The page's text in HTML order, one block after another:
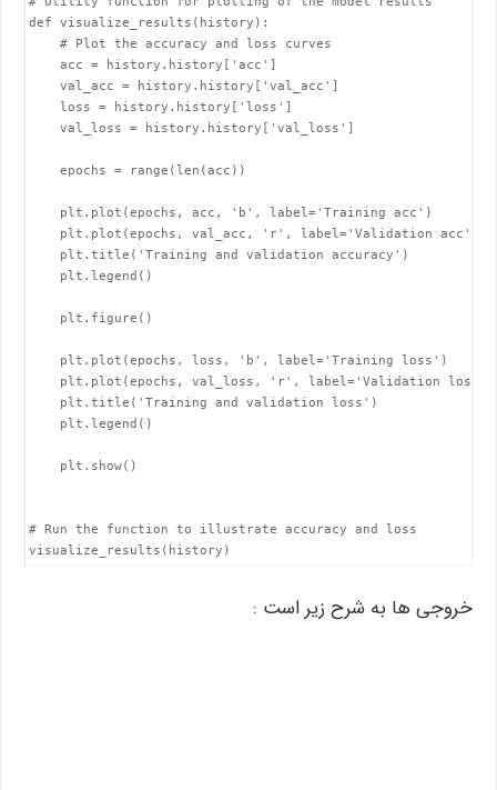
def visualize_results(history):
    # Plot the accuracy and loss curves
    acc = history.history['acc']
    val_acc = history.history['val_acc']
    loss = history.history['loss']
    val_loss = history.history['val_loss']
    epochs = range(len(acc))
    plt.plot(epochs, acc, 'b', label='Training acc')
    plt.plot(epochs, val_acc, 'r', label='Validation acc')
    plt.title('Training and validation accuracy')
    plt.legend()
    plt.figure()
    plt.plot(epochs, loss, 'b', label='Training loss')
    plt.plot(epochs, val_loss, 'r', label='Validation loss')
    plt.title('Training and validation loss')
    plt.legend()
    plt.show()
# Run the function to illustrate accuracy and loss
visualize_results(history)
خروجی ها به شرح زیر است :